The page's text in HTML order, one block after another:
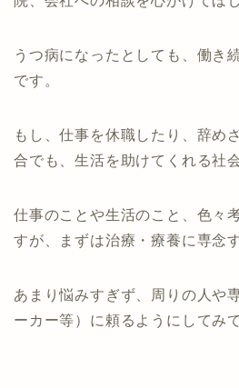
うつ病になったとしても、働き
です。
もし、仕事を休職したり、辞め
合でも、生活を助けてくれる社
仕事のことや生活のこと、色々
すが、まずは治療・療養に専念
あまり悩みすぎず、周りの人や
ーカー等）に頼るようにしてみ